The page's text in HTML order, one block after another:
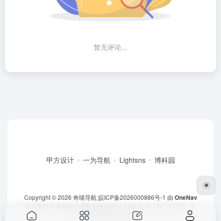
暂无评论...
甲方设计 一为导航 Lightsns 博科园
Copyright © 2026 奇喵导航 皖ICP备2026000886号-1 由 OneNav
迎大家使用并提出建议！